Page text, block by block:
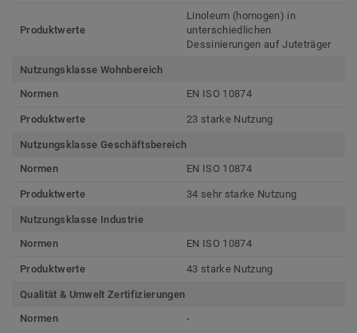
Produktwerte
Linoleum (homogen) in
unterschiedlichen
Dessinierungen auf Juteträger
Nutzungsklasse Wohnbereich
Normen
EN ISO 10874
Produktwerte 23 starke Nutzung
Nutzungsklasse Geschäftsbereich
Normen
EN ISO 10874
Produktwerte 34 sehr starke Nutzung
Nutzungsklasse Industrie
Normen
EN ISO 10874
Produktwerte 43 starke Nutzung
Qualität & Umwelt Zertifizierungen
Normen
-